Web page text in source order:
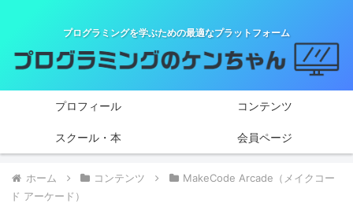
プログラミングを学ぶための最適なプラットフォーム
プロフィール コンテンツ
スクール・本 会員ページ
ホーム コンテンツ
MakeCode Arcade（メイクコー
ド アーケード）